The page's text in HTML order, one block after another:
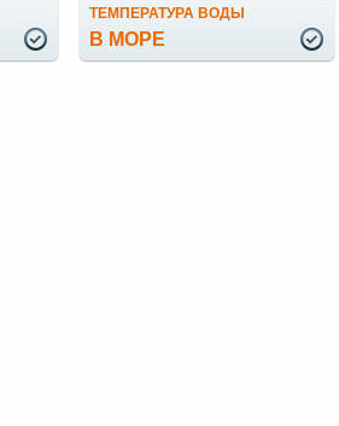
ТЕМПЕРАТУРА ВОДЫ
В МОРЕ